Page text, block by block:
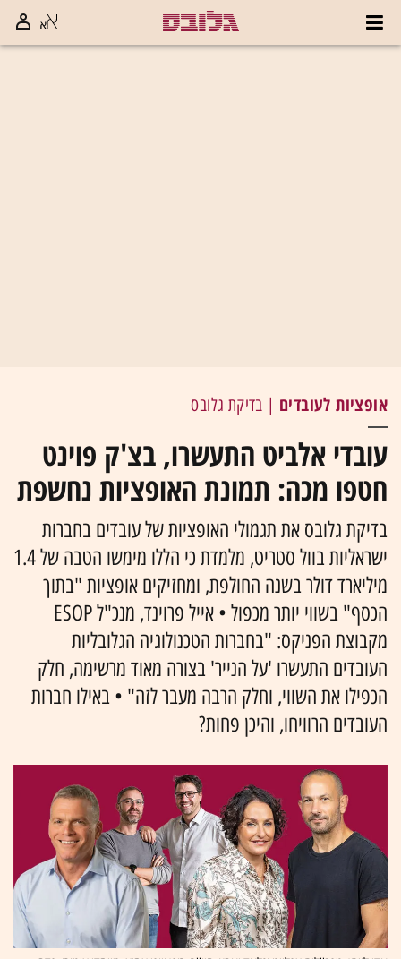
אופציות לעובדים | בדיקת גלובס
עובדי אלביט התעשרו, בצ'ק פוינט
חטפו מכה: תמונת האופציות נחשפת
בדיקת גלובס את תגמולי האופציות של עובדים בחברות
ישראליות בוול סטריט, מלמדת כי הללו מימשו הטבה של 1.4
מיליארד דולר בשנה החולפת, ומחזיקים אופציות "בתוך
הכסף" בשווי יותר מכפול • אייל פרוינד, מנכ"ל ESOP
מקבוצת הפניקס: "בחברות הטכנולוגיה הגלובליות
העובדים התעשרו 'על הנייר' בצורה מאוד מרשימה, חלק
הכפילו את השווי, וחלק הרבה מעבר לזה" • באילו חברות
העובדים הרוויחו, והיכן פחות?